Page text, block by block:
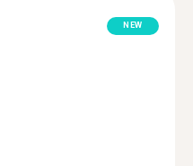
NEW